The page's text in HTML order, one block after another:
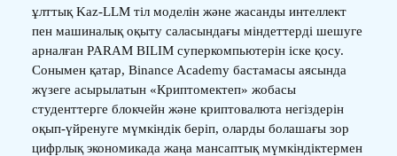
ұлттық Kaz-LLM тіл моделін және жасанды интеллект
пен машиналық оқыту саласындағы міндеттерді шешуге
арналған PARAM BILIM суперкомпьютерін іске қосу.
Сонымен қатар, Binance Academy бастамасы аясында
жүзеге асырылатын «Криптомектеп» жобасы
студенттерге блокчейн және криптовалюта негіздерін
оқып-үйренуге мүмкіндік беріп, оларды болашағы зор
цифрлық экономикада жаңа мансаптық мүмкіндіктермен